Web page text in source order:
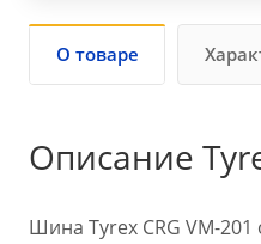
О товаре
Описание
Шина Tyrex CRG VM-201